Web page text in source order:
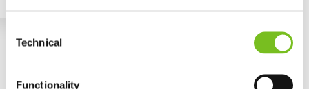
Selection
Technical
Functionality